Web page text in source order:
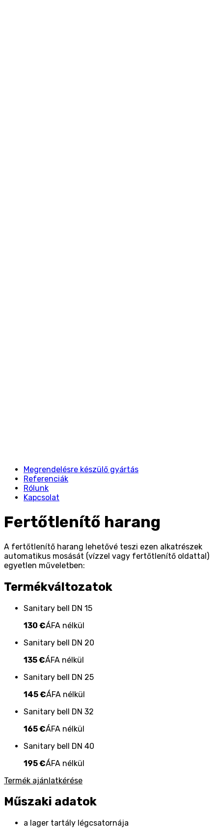
Megrendelésre készülő gyártás
Referenciák
Rólunk
Kapcsolat
Fertőtlenítő harang
A fertőtlenítő harang lehetővé teszi ezen alkatrészek
automatikus mosását (vízzel vagy fertőtlenítő oldattal)
egyetlen műveletben:
Termékváltozatok
Sanitary bell DN 15
130 €ÁFA nélkül
Sanitary bell DN 20
135 €ÁFA nélkül
Sanitary bell DN 25
145 €ÁFA nélkül
Sanitary bell DN 32
165 €ÁFA nélkül
Sanitary bell DN 40
195 €ÁFA nélkül
Termék ajánlatkérése
Műszaki adatok
a lager tartály légcsatornája